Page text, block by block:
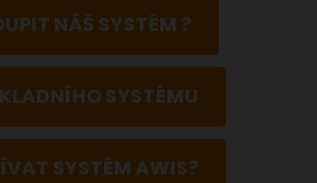
NÁŠ SYSTÉM ?
SYSTÉMU
SYSTÉM AWIS?